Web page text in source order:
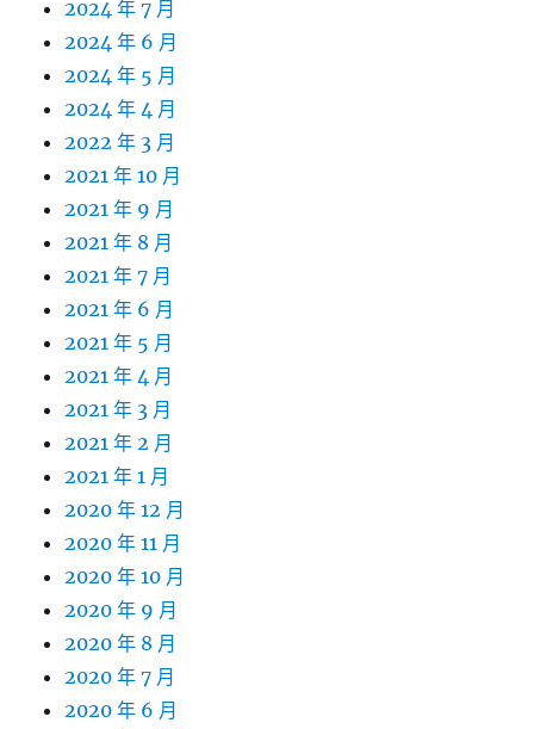
2024 年 7 月
2024 年 6 月
2024 年 5 月
2024 年 4 月
2022 年 3 月
2021 年 10 月
2021 年 9 月
2021 年 8 月
2021 年 7 月
2021 年 6 月
2021 年 5 月
2021 年 4 月
2021 年 3 月
2021 年 2 月
2021 年 1 月
2020 年 12 月
2020 年 11 月
2020 年 10 月
2020 年 9 月
2020 年 8 月
2020 年 7 月
2020 年 6 月